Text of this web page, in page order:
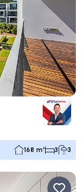
168 m² 3 3